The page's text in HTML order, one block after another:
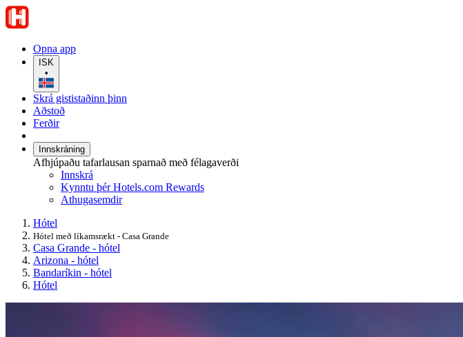
Opna app
ISK
•
Skrá gististaðinn þinn
Aðstoð
Ferðir
Innskráning
Afhjúpaðu tafarlausan sparnað með félagaverði
Innskrá
Kynntu þér Hotels.com Rewards
Athugasemdir
Hótel
Hótel með líkamsrækt - Casa Grande
Casa Grande - hótel
Arizona - hótel
Bandaríkin - hótel
Hótel